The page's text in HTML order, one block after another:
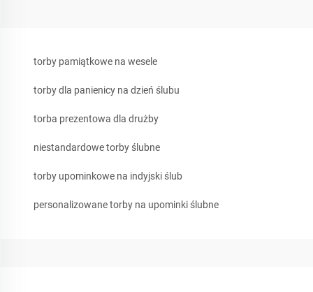
torby pamiątkowe na wesele
torby dla panienicy na dzień ślubu
torba prezentowa dla drużby
niestandardowe torby ślubne
torby upominkowe na indyjski ślub
personalizowane torby na upominki ślubne